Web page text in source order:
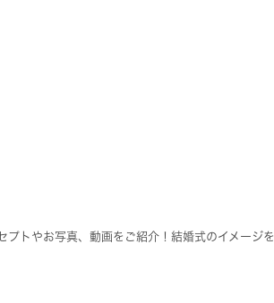
トやお写真、動画をご紹介！結婚式のイメージを